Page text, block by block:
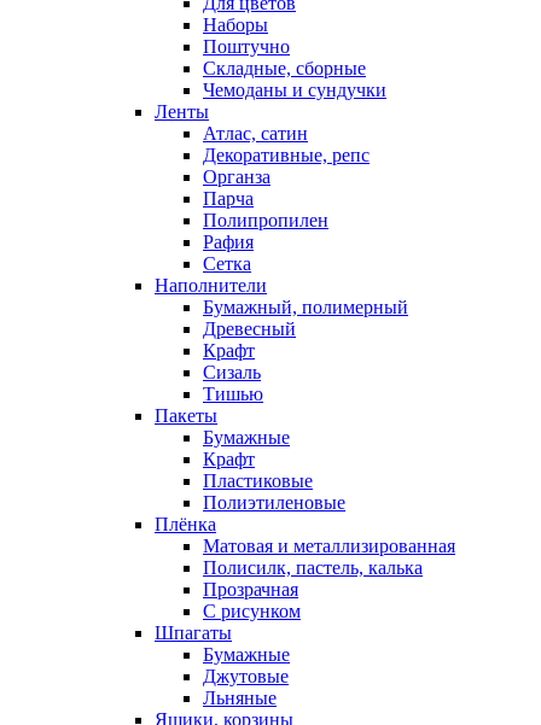
Наборы
Поштучно
Складные, сборные
Чемоданы и сундучки
Ленты
Атлас, сатин
Декоративные, репс
Органза
Парча
Полипропилен
Рафия
Сетка
Наполнители
Бумажный, полимерный
Древесный
Крафт
Сизаль
Тишью
Пакеты
Бумажные
Крафт
Пластиковые
Полиэтиленовые
Плёнка
Матовая и металлизированная
Полисилк, пастель, калька
Прозрачная
С рисунком
Шпагаты
Бумажные
Джутовые
Льняные
Ящики, корзины